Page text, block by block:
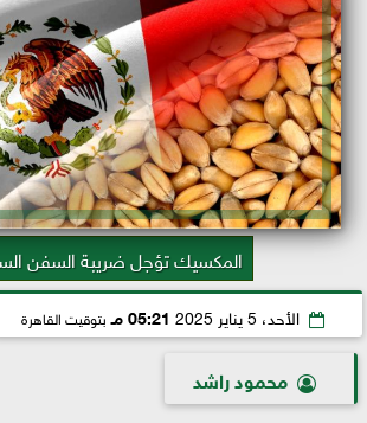
المكسيك تؤجل ضريبة السفن
الأحد، 5 يناير 2025 05:21 مـ بتوقيت القاهرة
محمود راشد